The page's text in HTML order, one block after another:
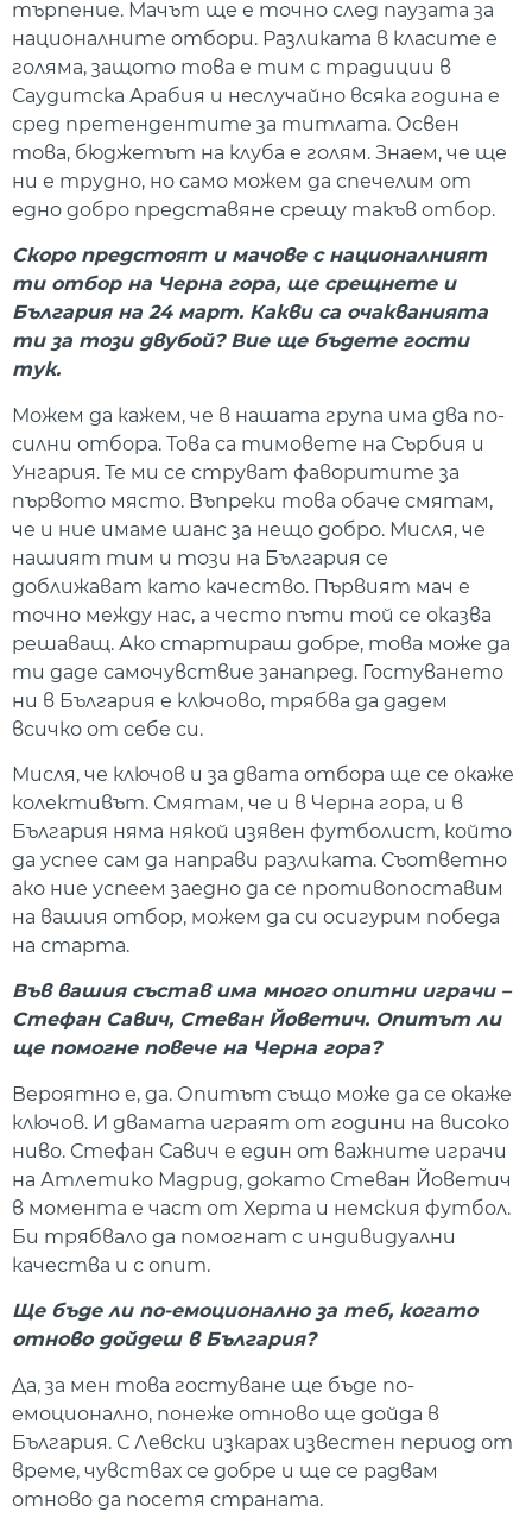
търпение. Мачът ще е точно след паузата за
националните отбори. Разликата в класите е
голяма, защото това е тим с традиции в
Саудитска Арабия и неслучайно всяка година е
сред претендентите за титлата. Освен
това, бюджетът на клуба е голям. Знаем, че ще
ни е трудно, но само можем да спечелим от
едно добро представяне срещу такъв отбор.
Скоро предстоят и мачове с националният
ти отбор на Черна гора, ще срещнете и
България на 24 март. Какви са очакванията
ти за този двубой? Вие ще бъдете гости
тук.
Можем да кажем, че в нашата група има два по-
силни отбора. Това са тимовете на Сърбия и
Унгария. Те ми се струват фаворитите за
първото място. Въпреки това обаче смятам,
че и ние имаме шанс за нещо добро. Мисля, че
нашият тим и този на България се
доближават като качество. Първият мач е
точно между нас, а често пъти той се оказва
решаващ. Ако стартираш добре, това може да
ти даде самочувствие занапред. Гостуването
ни в България е ключово, трябва да дадем
всичко от себе си.
Мисля, че ключов и за двата отбора ще се окаже
колективът. Смятам, че и в Черна гора, и в
България няма някой изявен футболист, който
да успее сам да направи разликата. Съответно
ако ние успеем заедно да се противопоставим
на вашия отбор, можем да си осигурим победа
на старта.
Във вашия състав има много опитни играчи –
Стефан Савич, Стеван Йоветич. Опитът ли
ще помогне повече на Черна гора?
Вероятно е, да. Опитът също може да се окаже
ключов. И двамата играят от години на високо
ниво. Стефан Савич е един от важните играчи
на Атлетико Мадрид, докато Стеван Йоветич
в момента е част от Херта и немския футбол.
Би трябвало да помогнат с индивидуални
качества и с опит.
Ще бъде ли по-емоционално за теб, когато
отново дойдеш в България?
Да, за мен това гостуване ще бъде по-
емоционално, понеже отново ще дойда в
България. С Левски изкарах известен период от
време, чувствах се добре и ще се радвам
отново да посетя страната.